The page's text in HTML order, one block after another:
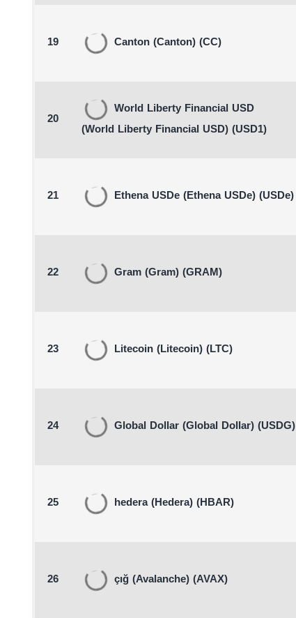
19 Canton (Canton) (CC)
20
World Liberty Financial USD
(World Liberty Financial USD) (USD1)
21 Ethena USDe (Ethena USDe) (USDe)
22 Gram (Gram) (GRAM)
23 Litecoin (Litecoin) (LTC)
24 Global Dollar (Global Dollar) (USDG)
25 hedera (Hedera) (HBAR)
26 çığ (Avalanche) (AVAX)